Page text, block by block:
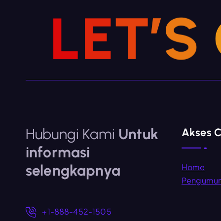
LET’S
Hubungi Kami Untuk
informasi
selengkapnya
+1-888-452-1505
Akses
Home